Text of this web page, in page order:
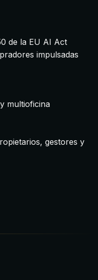
de la EU AI Act
impulsadas
multioficina
gestores y